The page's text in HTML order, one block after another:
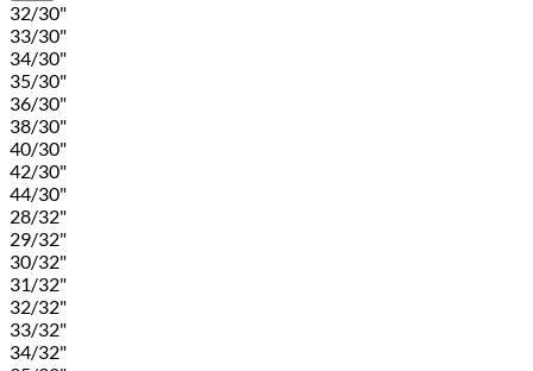
32/30"
33/30"
34/30"
35/30"
36/30"
38/30"
40/30"
42/30"
44/30"
28/32"
29/32"
30/32"
31/32"
32/32"
33/32"
34/32"